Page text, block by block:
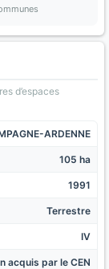
d’espaces
ARDENNE
105 ha
1991
Terrestre
IV
acquis par le CEN